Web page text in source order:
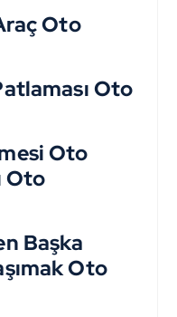
Oto
Oto
Oto
Oto
Başka
Oto